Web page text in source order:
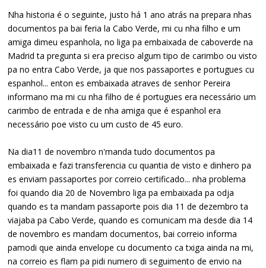
Nha historia é o seguinte, justo há 1 ano atrás na prepara nhas
documentos pa bai feria la Cabo Verde, mi cu nha filho e um
amiga dimeu espanhola, no liga pa embaixada de caboverde na
Madrid ta pregunta si era preciso algum tipo de carimbo ou visto
pa no entra Cabo Verde, ja que nos passaportes e portugues cu
espanhol... enton es embaixada atraves de senhor Pereira
informano ma mi cu nha filho de é portugues era necessário um
carimbo de entrada e de nha amiga que é espanhol era
necessário poe visto cu um custo de 45 euro.
Na dia11 de novembro n'manda tudo documentos pa
embaixada e fazi transferencia cu quantia de visto e dinhero pa
es enviam passaportes por correio certificado... nha problema
foi quando dia 20 de Novembro liga pa embaixada pa odja
quando es ta mandam passaporte pois dia 11 de dezembro ta
viajaba pa Cabo Verde, quando es comunicam ma desde dia 14
de novembro es mandam documentos, bai correio informa
pamodi que ainda envelope cu documento ca txiga ainda na mi,
na correio es flam pa pidi numero di seguimento de envio na